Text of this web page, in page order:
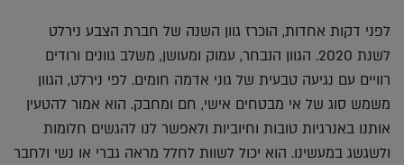
לפני דקות אחדות, הוכרז גוון השנה של חברת הצבע נירלט
לשנת 2020. הגוון הנבחר, עמוק ומעושן, משלב גוונים ורודים
רוויים עם נגיעה טבעית של גוני אדמה חומים. לפי נירלט, הגוון
משמש סוג של אי מבטחים אישי, חם ומחבק. הוא אמור להטעין
אותנו באנרגיות טובות וחיוביות ולאפשר לנו להגשים חלומות
ולשגשג במעשינו. הוא יכול לשוות לחלל מראה גברי או נשי ולחבר